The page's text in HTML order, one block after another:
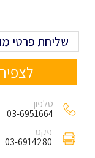
שליחת פרטי
טלפון
03-6951664
פקס
03-6914280